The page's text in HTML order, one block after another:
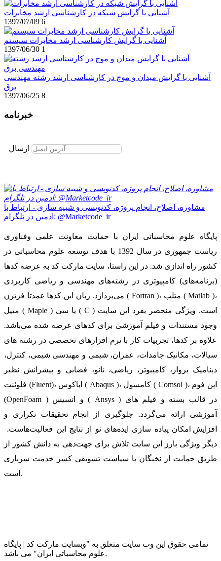
آشنایی با گرایش شبکه در کارشناسی ارشد مخابرات
1397/07/09 6
آشنایی با گرایش کارشناسی ارشد مخابرات سیستم
1397/06/30 1
آشنایی با گرایش میدان و موج در کارشناسی ارشد رشته مهندسی
برق
1397/06/25 8
خبرنامه
ارسال
مشاوره، اصلاح، انجام پروژه، کدنویسی و شبیه سازی - ارتباط با
ادمین در تلگرام: @Marketcode_ir
پایگاه علوم محاسباتی ایران با حمایت معاونت علمی وفناوری
ریاست جمهوری در سال 1392 با هدف توسعه علوم محاسباتی در
کشور راه اندازی شد. در این راستا، سایت مارکت کد به عرضه کدها
(برنامه‌های) کامپیوتری در رشته‌های مهندسی و ریاضی کاربردی
می‌پردازد. زبان این کدها عمدتا فرترن ( Fortran )، متلب ( Matlab )،
میپل ( Maple ) یا سی ( C ) است. ویژگی منحصر بفرد این سایت
وجود مستندات و فیلم آموزشی برای کدهای عرضه شده می‌باشد.
علاوه بر کدها، تجربیات کار با نرم افزارهای تخصصی در رشته های
سیالات، مکانیک جامدات، عمران، شیمی و مهندسی شیمی، کنترل،
دینامیک پرواز، کامپیوتر، ریاضی، نانو، فضایی و پیشرانش نظیر
فلوئنت (Fluent)، اباکوس ( Abaqus )، کامسول ( Comsol )، اپن فوم
(OpenFoam ) و انسیس ( Ansys ) در قالب بسته‌ و فیلم های
آموزشی ارائه می‌گردد. جلوگیری از انجام تحقیقات تکراری و
افزایش امکان پیاده سازی ایده‌های نو از نتایج این فعالیت‌هاست.
دیگر ویژگی بارز این سایت تلاش برای جهت‌دهی به دانش کشور از
طریق حمایت از نخبگان با سیاست تشویقی کسر خدمت سربازی
است.
تمامی حقوق این وب سایت متعلق به "وبسایت مارکت کد | پایگاه
علوم محاسباتی ایران" می باشد.